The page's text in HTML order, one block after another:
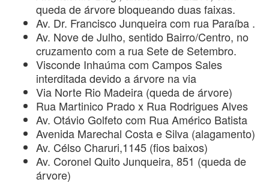
queda de árvore bloqueando duas faixas.
Av. Dr. Francisco Junqueira com rua Paraíba .
Av. Nove de Julho, sentido Bairro/Centro, no
cruzamento com a rua Sete de Setembro.
Visconde Inhaúma com Campos Sales
interditada devido a árvore na via
Via Norte Rio Madeira (queda de árvore)
Rua Martinico Prado x Rua Rodrigues Alves
Av. Otávio Golfeto com Rua Américo Batista
Avenida Marechal Costa e Silva (alagamento)
Av. Célso Charuri,1145 (fios baixos)
Av. Coronel Quito Junqueira, 851 (queda de
árvore)